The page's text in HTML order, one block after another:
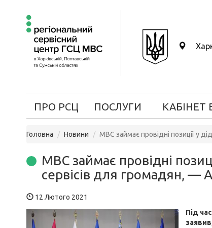
ПРО РСЦ ПОСЛУГИ КАБІНЕТ
Головна Новини МВС займає провідні позиції у
МВС займає провідні
сервісів для громадян, —
12 Лютого 2021
Під